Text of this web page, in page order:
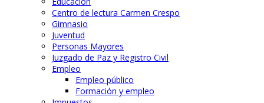
Centro de lectura Carmen Crespo
Gimnasio
Juventud
Personas Mayores
Juzgado de Paz y Registro Civil
Empleo
Empleo público
Formación y empleo